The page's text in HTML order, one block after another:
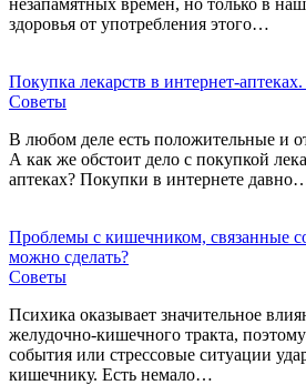
незапамятных времен, но только в
здоровья от употребления этого…
Покупка лекарств в интернет-
Советы
В любом деле есть положительные и
А как же обстоит дело с покупкой
аптеках? Покупки в интернете
Проблемы с кишечником, связанные
можно сделать?
Советы
Психика оказывает значительное
желудочно-кишечного тракта,
события или стрессовые ситуации
кишечнику. Есть немало…